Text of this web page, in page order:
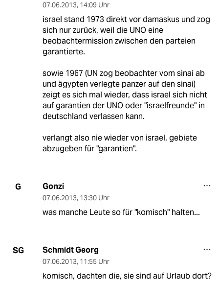
07.06.2013, 14:09 Uhr
israel stand 1973 direkt vor damaskus und zog
sich nur zurück, weil die UNO eine
beobachtermission zwischen den parteien
garantierte.
sowie 1967 (UN zog beobachter vom sinai ab
und ägypten verlegte panzer auf den sinai)
zeigt es sich mal wieder, dass israel sich nicht
auf garantien der UNO oder "israelfreunde" in
deutschland verlassen kann.
verlangt also nie wieder von israel, gebiete
abzugeben für "garantien".
G Gonzi
07.06.2013, 13:30 Uhr
was manche Leute so für "komisch" halten...
SG Schmidt Georg
07.06.2013, 11:55 Uhr
komisch, dachten die, sie sind auf Urlaub dort?